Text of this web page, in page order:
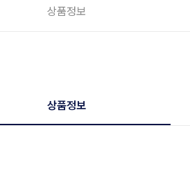
상품정보
상품정보